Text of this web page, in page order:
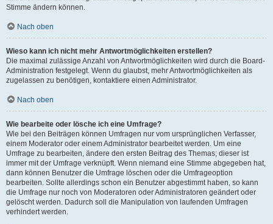
Stimme ändern können.
Nach oben
Wieso kann ich nicht mehr Antwortmöglichkeiten erstellen?
Die maximal zulässige Anzahl von Antwortmöglichkeiten wird durch die Board-
Administration festgelegt. Wenn du glaubst, mehr Antwortmöglichkeiten als
zugelassen zu benötigen, kontaktiere einen Administrator.
Nach oben
Wie bearbeite oder lösche ich eine Umfrage?
Wie bei den Beiträgen können Umfragen nur vom ursprünglichen Verfasser,
einem Moderator oder einem Administrator bearbeitet werden. Um eine
Umfrage zu bearbeiten, ändere den ersten Beitrag des Themas; dieser ist
immer mit der Umfrage verknüpft. Wenn niemand eine Stimme abgegeben hat,
dann können Benutzer die Umfrage löschen oder die Umfrageoption
bearbeiten. Sollte allerdings schon ein Benutzer abgestimmt haben, so kann
die Umfrage nur noch von Moderatoren oder Administratoren geändert oder
gelöscht werden. Dadurch soll die Manipulation von laufenden Umfragen
verhindert werden.